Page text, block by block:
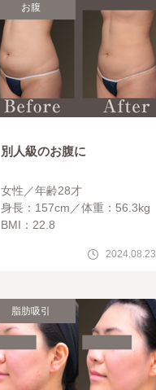
お腹
別人級のお腹に
女性
年齢28才
身長：157cm
体重：56.3kg
BMI：22.8
2024.08.23
脂肪吸引